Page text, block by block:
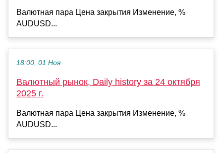
Валютная пара Цена закрытия Изменение, %
AUDUSD...
18:00, 01 Ноя
Валютный рынок, Daily history за 24 октября
2025 г.
Валютная пара Цена закрытия Изменение, %
AUDUSD...